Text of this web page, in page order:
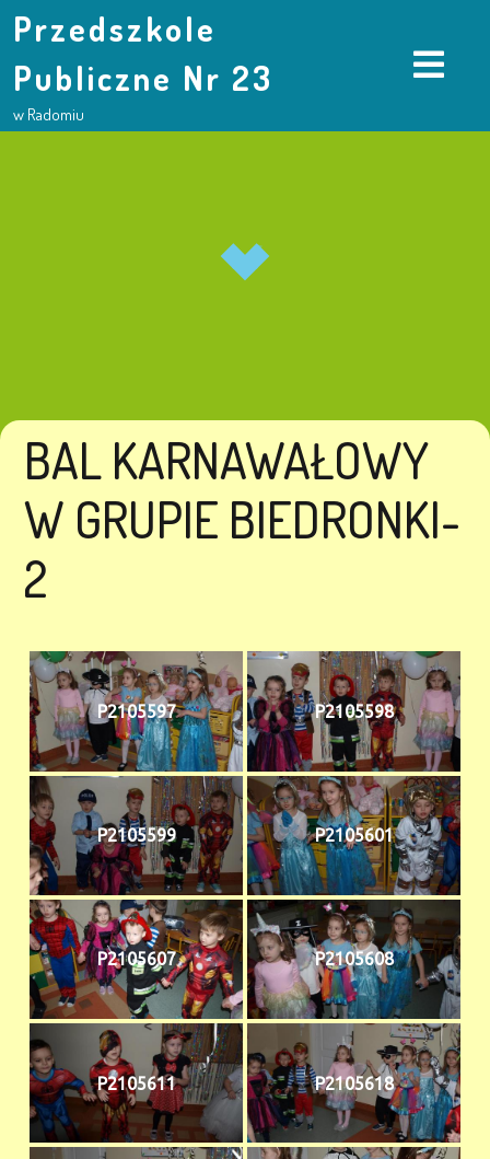
Przedszkole
Publiczne Nr 23
w Radomiu
BAL KARNAWAŁOWY
W GRUPIE BIEDRONKI-
2
P2105597 P2105598
P2105599 P2105601
P2105607 P2105608
P2105611 P2105618